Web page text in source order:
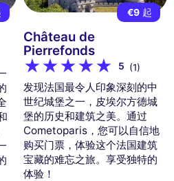
€9 起
Château de
Pierrefonds
5 (1)
发现法国最令人印象深刻的中
世纪城堡之一，皮埃尔方德城
堡的历史和建筑之美。通过
Cometoparis，您可以自信地
购买门票，体验这个法国建筑
宝藏的难忘之旅。享受独特的
体验！